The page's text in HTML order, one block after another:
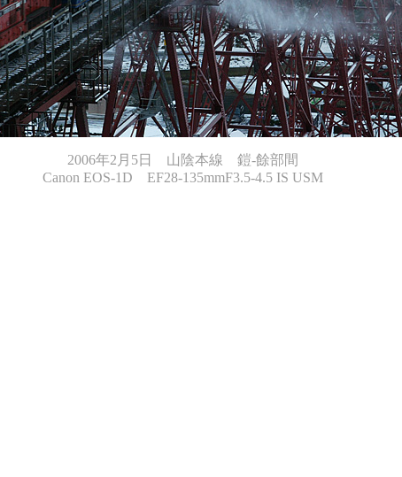
2006年2月5日 山陰本線 鎧-餘部間
Canon EOS-1D EF28-135mmF3.5-4.5 IS USM